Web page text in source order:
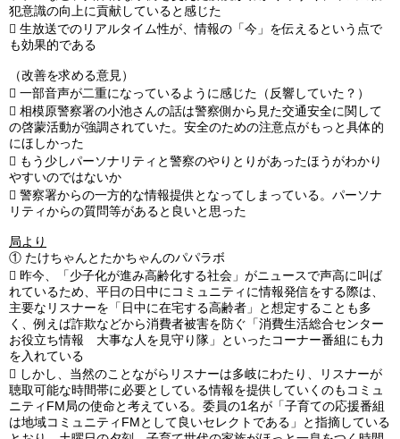
犯意識の向上に貢献していると感じた
 生放送でのリアルタイム性が、情報の「今」を伝えるという点で
も効果的である
（改善を求める意見）
 一部音声が二重になっているように感じた（反響していた？）
 相模原警察署の小池さんの話は警察側から見た交通安全に関して
の啓蒙活動が強調されていた。安全のための注意点がもっと具体的
にほしかった
 もう少しパーソナリティと警察のやりとりがあったほうがわかり
やすいのではないか
 警察署からの一方的な情報提供となってしまっている。パーソナ
リティからの質問等があると良いと思った
局より
① たけちゃんとたかちゃんのパパラボ
 昨今、「少子化が進み高齢化する社会」がニュースで声高に叫ば
れているため、平日の日中にコミュニティに情報発信をする際は、
主要なリスナーを「日中に在宅する高齢者」と想定することも多
く、例えば詐欺などから消費者被害を防ぐ「消費生活総合センター
お役立ち情報 大事な人を見守り隊」といったコーナー番組にも力
を入れている
 しかし、当然のことながらリスナーは多岐にわたり、リスナーが
聴取可能な時間帯に必要としている情報を提供していくのもコミュ
ニティFM局の使命と考えている。委員の1名が「子育ての応援番組
は地域コミュニティFMとして良いセレクトである」と指摘している